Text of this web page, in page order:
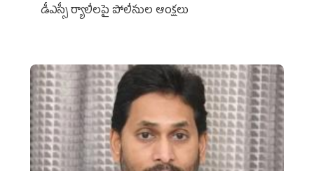
డీఎస్సీ ర్యాలీలపై పోలీసుల ఆంక్షలు